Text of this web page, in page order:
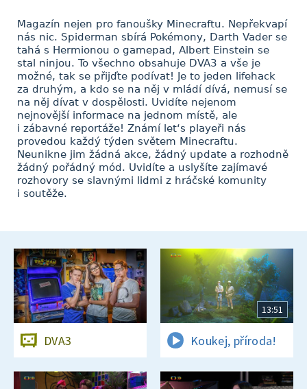
Magazín nejen pro fanoušky Minecraftu. Nepřekvapí
nás nic. Spiderman sbírá Pokémony, Darth Vader se
tahá s Hermionou o gamepad, Albert Einstein se
stal ninjou. To všechno obsahuje DVA3 a vše je
možné, tak se přijďte podívat! Je to jeden lifehack
za druhým, a kdo se na něj v mládí dívá, nemusí se
na něj dívat v dospělosti. Uvidíte nejenom
nejnovější informace na jednom místě, ale
i zábavné reportáže! Známí let‘s playeři nás
provedou každý týden světem Minecraftu.
Neunikne jim žádná akce, žádný update a rozhodně
žádný pořádný mód. Uvidíte a uslyšíte zajímavé
rozhovory se slavnými lidmi z hráčské komunity
i soutěže.
DVA3
13:51
Koukej, příroda!